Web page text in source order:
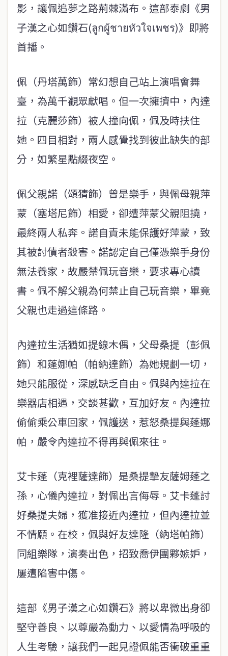
影，讓佩追夢之路荊棘滿布。這部泰劇《男
子漢之心如鑽石(ลูกผู้ชายหัวใจเพชร)》即將
首播。
佩（丹塔萬飾）常幻想自己站上演唱會舞
臺，為萬千觀眾獻唱。但一次擁擠中，內達
拉（克麗莎飾）被人撞向佩，佩及時扶住
她。四目相對，兩人感覺找到彼此缺失的部
分，如繁星點綴夜空。
佩父親諾（頌猜飾）曾是樂手，與佩母親萍
蒙（塞塔尼飾）相愛，卻遭萍蒙父親阻撓，
最終兩人私奔。諾自責未能保護好萍蒙，致
其被討債者殺害。諾認定自己僅憑樂手身份
無法養家，故嚴禁佩玩音樂，要求專心讀
書。佩不解父親為何禁止自己玩音樂，畢竟
父親也走過這條路。
內達拉生活猶如提線木偶，父母桑提（彭佩
飾）和蓬娜帕（帕納達飾）為她規劃一切，
她只能服從，深感缺乏自由。佩與內達拉在
樂器店相遇，交談甚歡，互加好友。內達拉
偷偷乘公車回家，佩護送，惹怒桑提與蓬娜
帕，嚴令內達拉不得再與佩來往。
艾卡蓬（克裡薩達飾）是桑提摯友薩姆蓬之
孫，心儀內達拉，對佩出言侮辱。艾卡蓬討
好桑提夫婦，獲准接近內達拉，但內達拉並
不情願。在校，佩與好友達隆（納塔帕飾）
同組樂隊，演奏出色，招致喬伊團夥嫉妒，
屢遭陷害中傷。
這部《男子漢之心如鑽石》將以卑微出身卻
堅守善良、以尊嚴為動力、以愛情為呼吸的
人生考驗，讓我們一起見證佩能否衝破重重